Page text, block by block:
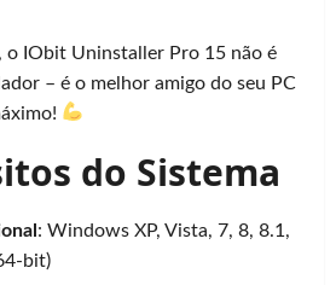
o IObit Uninstaller Pro 15 não é
– é o melhor amigo do seu PC
do Sistema
: Windows XP, Vista, 7, 8, 8.1,
bit)